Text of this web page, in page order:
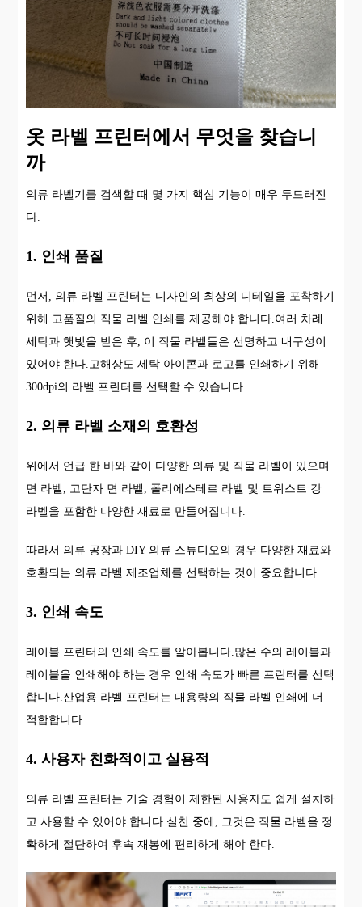
옷 라벨 프린터에서 무엇을 찾습니
까
의류 라벨기를 검색할 때 몇 가지 핵심 기능이 매우 두드러진
다.
1. 인쇄 품질
먼저, 의류 라벨 프린터는 디자인의 최상의 디테일을 포착하기
위해 고품질의 직물 라벨 인쇄를 제공해야 합니다.여러 차례
세탁과 햇빛을 받은 후, 이 직물 라벨들은 선명하고 내구성이
있어야 한다.고해상도 세탁 아이콘과 로고를 인쇄하기 위해
300dpi의 라벨 프린터를 선택할 수 있습니다.
2. 의류 라벨 소재의 호환성
위에서 언급 한 바와 같이 다양한 의류 및 직물 라벨이 있으며
면 라벨, 고단자 면 라벨, 폴리에스테르 라벨 및 트위스트 강
라벨을 포함한 다양한 재료로 만들어집니다.
따라서 의류 공장과 DIY 의류 스튜디오의 경우 다양한 재료와
호환되는 의류 라벨 제조업체를 선택하는 것이 중요합니다.
3. 인쇄 속도
레이블 프린터의 인쇄 속도를 알아봅니다.많은 수의 레이블과
레이블을 인쇄해야 하는 경우 인쇄 속도가 빠른 프린터를 선택
합니다.산업용 라벨 프린터는 대용량의 직물 라벨 인쇄에 더
적합합니다.
4. 사용자 친화적이고 실용적
의류 라벨 프린터는 기술 경험이 제한된 사용자도 쉽게 설치하
고 사용할 수 있어야 합니다.실천 중에, 그것은 직물 라벨을 정
확하게 절단하여 후속 재봉에 편리하게 해야 한다.